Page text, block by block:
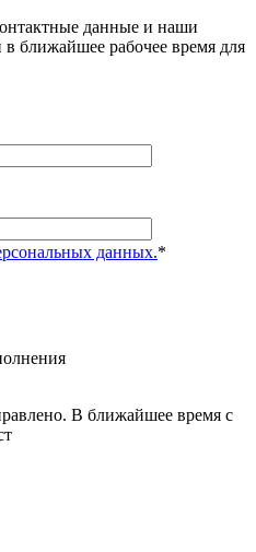
данные и наши
ближайшее рабочее время для
данных.*
В ближайшее время с